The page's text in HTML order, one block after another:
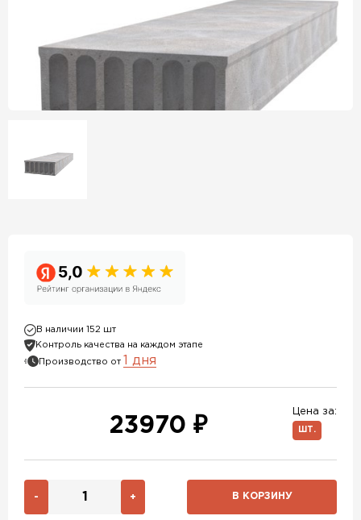
В наличии 152 шт
Контроль качества на каждом этапе
Производство от 1 дня
Цена за:
ШТ.
23970 ₽
- + В КОРЗИНУ